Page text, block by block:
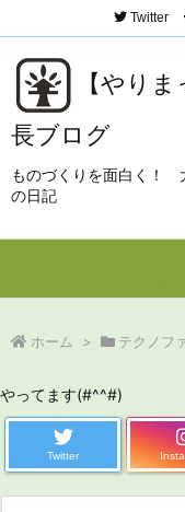
【やり
長ブログ
ものづくりを面白く！
の日記
Twitter
ホーム > テクノフ
やってます(#^^#)
Twitter